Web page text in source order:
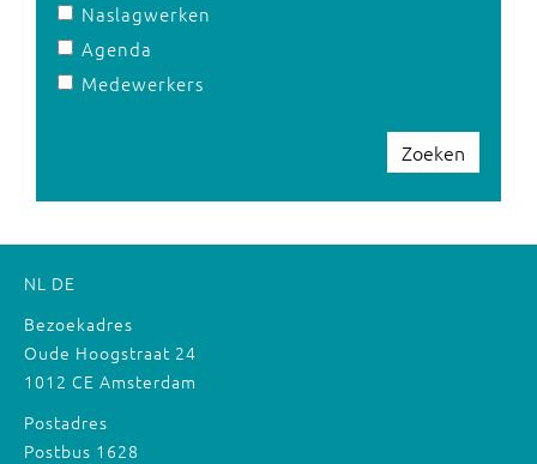
Naslagwerken
Agenda
Medewerkers
Zoeken
NL DE
Bezoekadres
Oude Hoogstraat 24
1012 CE Amsterdam
Postadres
Postbus 1628